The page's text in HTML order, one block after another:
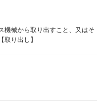
機械から取り出すこと、又はそ
り出し】